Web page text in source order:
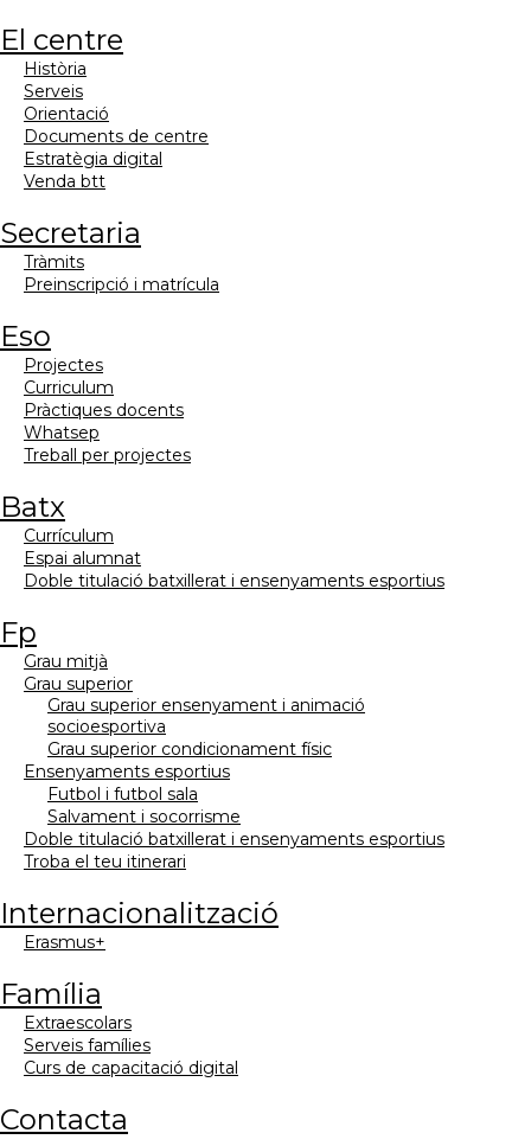
el centre
història
serveis
orientació
documents de centre
estratègia digital
venda btt
secretaria
tràmits
preinscripció i matrícula
eso
projectes
curriculum
pràctiques docents
whatsep
treball per projectes
batx
currículum
espai alumnat
doble titulació batxillerat i ensenyaments esportius
fp
grau mitjà
grau superior
grau superior ensenyament i animació
socioesportiva
grau superior condicionament físic
ensenyaments esportius
futbol i futbol sala
salvament i socorrisme
doble titulació batxillerat i ensenyaments esportius
troba el teu itinerari
internacionalització
erasmus+
família
extraescolars
serveis famílies
curs de capacitació digital
contacta